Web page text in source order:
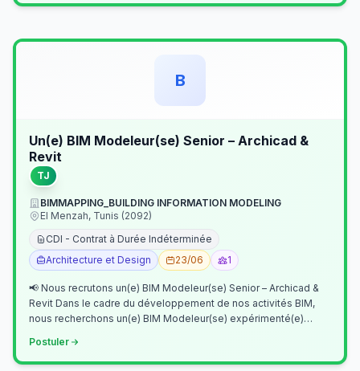
B
Un(e) BIM Modeleur(se) Senior – Archicad &
Revit
TJ
BIMMAPPING_BUILDING INFORMATION MODELING
El Menzah, Tunis (2092)
CDI - Contrat à Durée Indéterminée
Architecture et Design
23/06 1
📢 Nous recrutons un(e) BIM Modeleur(se) Senior – Archicad &
Revit Dans le cadre du développement de nos activités BIM,
nous recherchons un(e) BIM Modeleur(se) expérimenté(e)
Postuler